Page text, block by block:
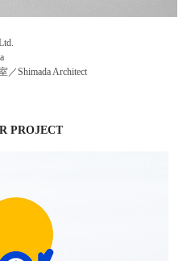
／Shimada Architect
PROJECT